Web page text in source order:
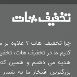
چرا تخفیف هات ؟ علاوه بر
کنیم ما در تخفیف هات،
هدیه می دهیم و همین که
بزرگترین افتخار ما به